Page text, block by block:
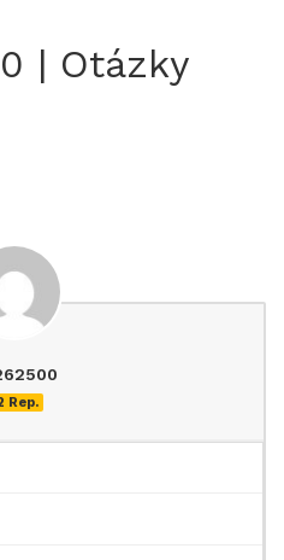
| Otázky
Rep.